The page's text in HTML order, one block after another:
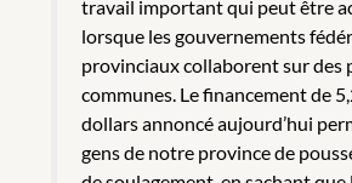
travail important qui peut être
lorsque les gouvernements
provinciaux collaborent sur des
communes. Le financement de
dollars annoncé aujourd’hui
gens de notre province de